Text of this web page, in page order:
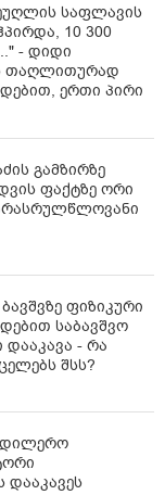
საფლავის
10 300
- დიდი
თაღლითურად
ერთი პირი
გამზირზე
ფაქტზე ორი
ფიზიკური
საბავშვო
- რა
შსს?